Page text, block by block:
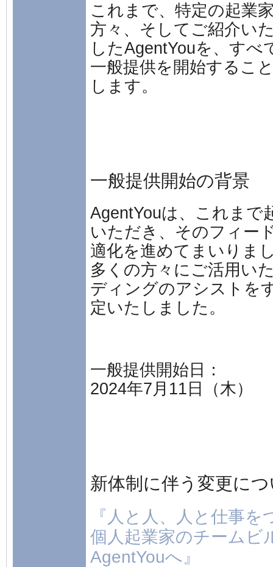
これまで、特定の起業
方々、 そしてご紹介い
したAgentYouを、 すべ
一般提供を開始するこ
します。
一般提供開始の背景
AgentYouは、これまで
いただき、 そのフィー
適化を進めてまいりま
多くの方々にご活用い
ディングのアシストを
定いたしました。
一般提供開始日 ：
2024年7月11日（木）
新体制に伴う変更に
『人と人、人と仕事を
個人起業家のチームビ
AgentYouへ』